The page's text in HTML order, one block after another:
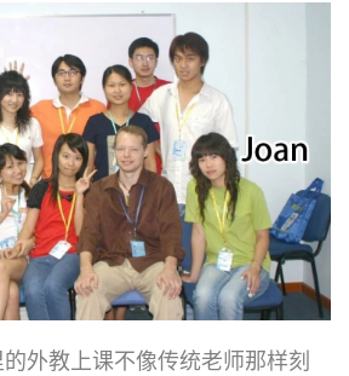
外教上课不像传统老师那样刻